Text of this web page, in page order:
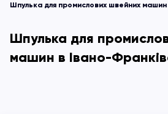
Шпулька для промислових швейних
Шпулька для
машин в Івано-